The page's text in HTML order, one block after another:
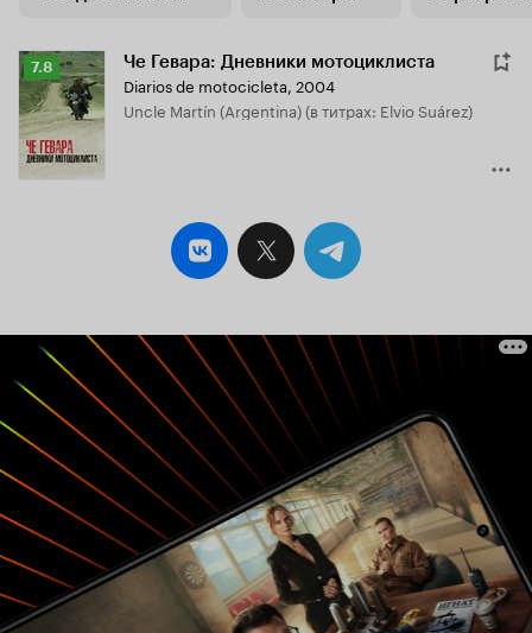
Рейтинг
Кинопоиска
7.8
7.8 Че Гевара: Дневники мотоциклиста
Diarios de motocicleta, 2004
Uncle Martín (Argentina) (в титрах: Elvio Suárez)